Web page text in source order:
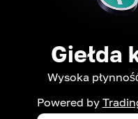
Giełda
Wysoka
Powered by